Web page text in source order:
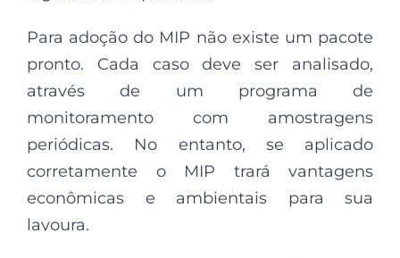
Para adoção do MIP não existe um pacote
pronto. Cada caso deve ser analisado,
através de um programa de
monitoramento com amostragens
periódicas. No entanto, se aplicado
corretamente o MIP trará vantagens
econômicas e ambientais para sua
lavoura.